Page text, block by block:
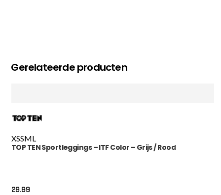
Gerelateerde producten
XSSML
TOP TEN Sportleggings – ITF Color – Grijs / Rood
29.99